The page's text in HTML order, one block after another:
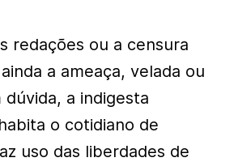
redações ou a censura
a ameaça, velada ou
a indigesta
o cotidiano de
uso das liberdades de